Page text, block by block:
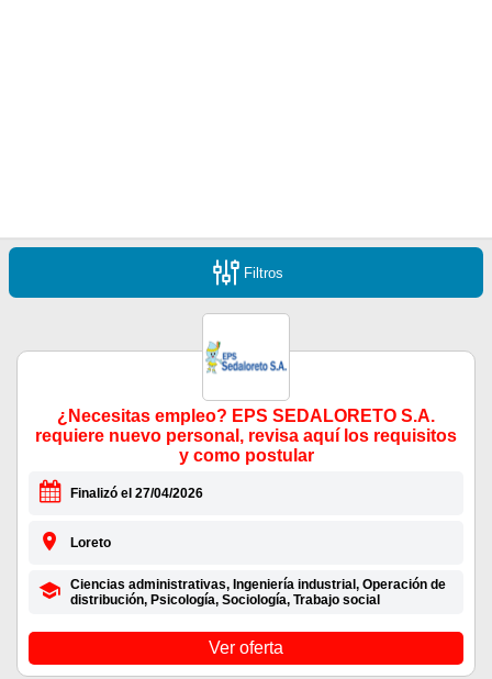
Filtros
¿Necesitas empleo? EPS SEDALORETO S.A.
requiere nuevo personal, revisa aquí los requisitos
y como postular
Finalizó el 27/04/2026
Loreto
Ciencias administrativas, Ingeniería industrial, Operación de
distribución, Psicología, Sociología, Trabajo social
Ver oferta